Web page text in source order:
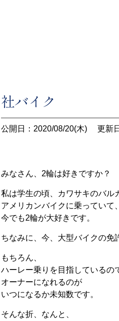
社バイク
公開日：2020/08/20(木) 更新
みなさん、2輪は好きですか？
私は学生の頃、カワサキのバル
アメリカンバイクに乗っていて、
今でも2輪が大好きです。
ちなみに、今、大型バイクの免
もちろん、
ハーレー乗りを目指しているの
オーナーになれるのが
いつになるか未知数です。
そんな折、なんと、